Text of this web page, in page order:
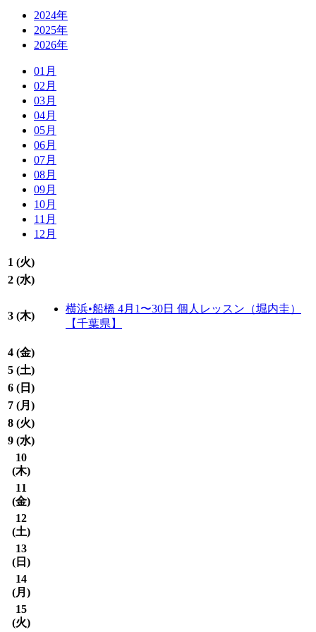
2024年
2025年
2026年
01月
02月
03月
04月
05月
06月
07月
08月
09月
10月
11月
12月
1 (火)
2 (水)
3 (木)
横浜•船橋 4月1〜30日 個人レッスン（堀内圭）
【千葉県】
4 (金)
5 (土)
6 ( 日 )
7 (月 )
8 (火)
9 (水)
10
(木)
11
(金)
12
(土)
13
( 日 )
14
(月 )
15
(火)